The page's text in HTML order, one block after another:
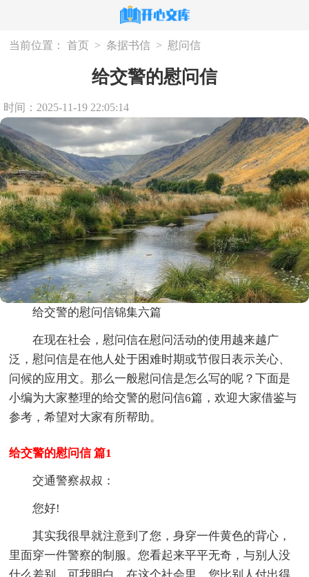
当前位置： 首页 > 条据书信 > 慰问信
给交警的慰问信
时间：2025-11-19 22:05:14
给交警的慰问信锦集六篇
在现在社会，慰问信在慰问活动的使用越来越广
泛，慰问信是在他人处于困难时期或节假日表示关心、
问候的应用文。那么一般慰问信是怎么写的呢？下面是
小编为大家整理的给交警的慰问信6篇，欢迎大家借鉴与
参考，希望对大家有所帮助。
给交警的慰问信 篇1
交通警察叔叔：
您好!
其实我很早就注意到了您，身穿一件黄色的背心，
里面穿一件警察的制服。您看起来平平无奇，与别人没